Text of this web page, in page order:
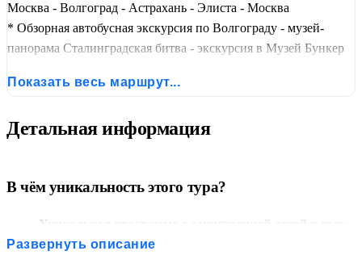
Москва - Волгоград - Астрахань - Элиста - Москва
* Обзорная автобусная экскурсия по Волгограду - музей-
панорама Сталинградская битва - экскурсия в Музей Бункер
экскурсия по склонам горы Большое Богдо - обзорная
рыбным обедом - посещение нового Центрального
Показать весь маршрут...
Детальная информация
В чём уникальность этого тура?
Уникальная программа с единственной датой в году
— возможность отправиться в большое путешествие по
Развернуть описание